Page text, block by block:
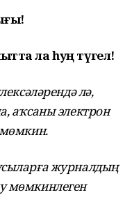
ла һуң түгел!
лә,
аҡсаны электрон
журналдың
мөмкинлеген